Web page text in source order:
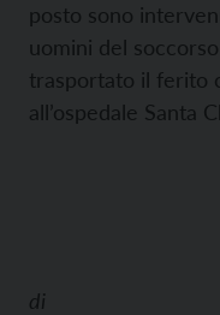
posto sono
uomini del
trasportato il ferito
all’ospedale Santa
di